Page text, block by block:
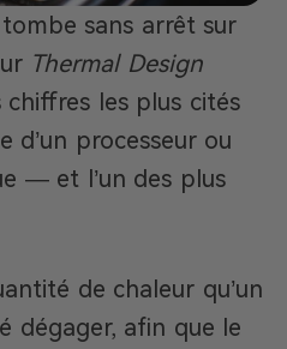
sans arrêt sur
Thermal Design
chiffres les plus cités
d’un processeur ou
— et l’un des plus
de chaleur qu’un
dégager, afin que le